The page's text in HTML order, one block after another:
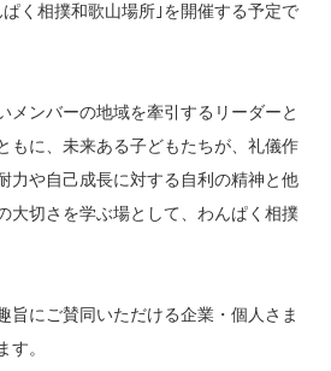
く相撲和歌山場所｣を開催する予定で
メンバーの地域を牽引するリーダーと
もに、未来ある子どもたちが、礼儀作
力や自己成長に対する自利の精神と他
大切さを学ぶ場として、わんぱく相撲
旨にご賛同いただける企業・個人さま
す。